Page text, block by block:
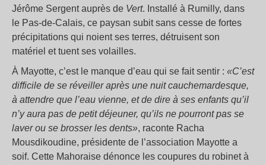
Jérôme Sergent auprès de Vert. Installé à Rumilly, dans
le Pas-de-Calais, ce paysan subit sans cesse de fortes
précipitations qui noient ses terres, détruisent son
matériel et tuent ses volailles.
À Mayotte, c’est le manque d’eau qui se fait sentir : «C’est
difficile de se réveiller après une nuit cauchemardesque,
à attendre que l’eau vienne, et de dire à ses enfants qu’il
n’y aura pas de petit déjeuner, qu’ils ne pourront pas se
laver ou se brosser les dents», raconte Racha
Mousdikoudine, présidente de l’association Mayotte a
soif. Cette Mahoraise dénonce les coupures du robinet à